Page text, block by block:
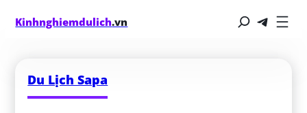
Kinhnghiemdulich.vn
Du Lịch Sapa